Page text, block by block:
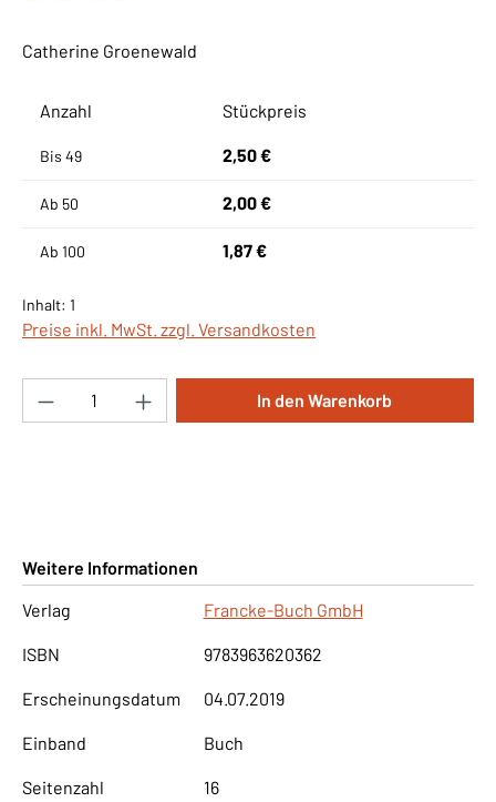
Catherine Groenewald
Anzahl Stückpreis
Bis 49 2,50 €
Ab 50 2,00 €
Ab 100 1,87 €
Inhalt: 1
Preise inkl. MwSt. zzgl. Versandkosten
Produkt Anzahl: Gib den gewünschten
In den Warenkorb
Weitere Informationen
Verlag
Francke-Buch GmbH
ISBN 9783963620362
Erscheinungsdatum 04.07.2019
Einband Buch
Seitenzahl 16